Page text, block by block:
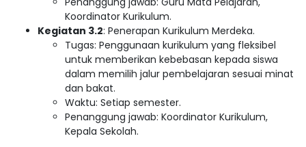
Koordinator Kurikulum.
Kegiatan 3.2: Penerapan Kurikulum Merdeka.
Tugas: Penggunaan kurikulum yang fleksibel
untuk memberikan kebebasan kepada siswa
dalam memilih jalur pembelajaran sesuai minat
dan bakat.
Waktu: Setiap semester.
Penanggung jawab: Koordinator Kurikulum,
Kepala Sekolah.